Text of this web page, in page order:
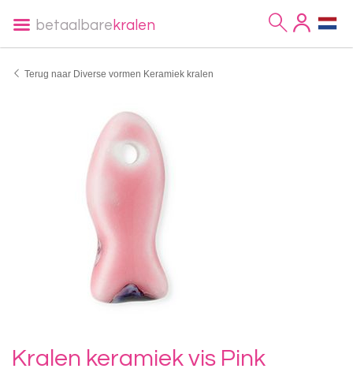
betaalbare kralen
Terug naar Diverse vormen Keramiek kralen
Kralen keramiek vis Pink